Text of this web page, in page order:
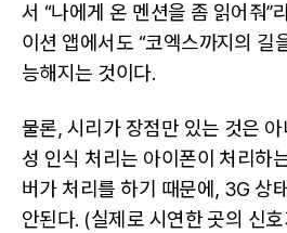
서 “나에게 온 멘션을 좀 읽어줘”
이션 앱에서도 “코엑스까지의 길
능해지는 것이다.
물론, 시리가 장점만 있는 것은
성 인식 처리는 아이폰이 처리하
버가 처리를 하기 때문에, 3G 상
안된다. (실제로 시연한 곳의 신